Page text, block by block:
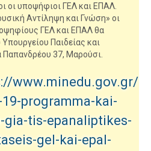
οι υποψήφιοι ΓΕΛ και ΕΠΑΛ.
Αντίληψη και Γνώση» οι
ΓΕΛ και ΕΠΑΛ θα
Παιδείας και
37, Μαρούσι.
www.minedu.gov.gr/
programma-kai-
tis-epanaliptikes-
gel-kai-epal-